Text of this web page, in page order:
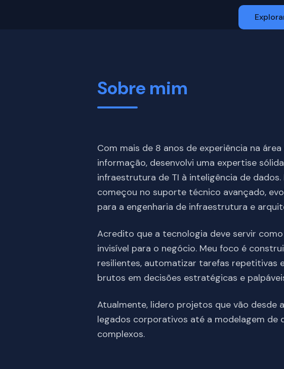
Sobre mim
Com mais de 8 anos de experiência na
informação, desenvolvi uma expertise
infraestrutura de TI à inteligência de dados.
começou no suporte técnico avançado,
para a engenharia de infraestrutura e
Acredito que a tecnologia deve servir
invisível para o negócio. Meu foco é
resilientes, automatizar tarefas repetitivas
brutos em decisões estratégicas e
Atualmente, lidero projetos que vão desde
legados corporativos até a modelagem de
complexos.